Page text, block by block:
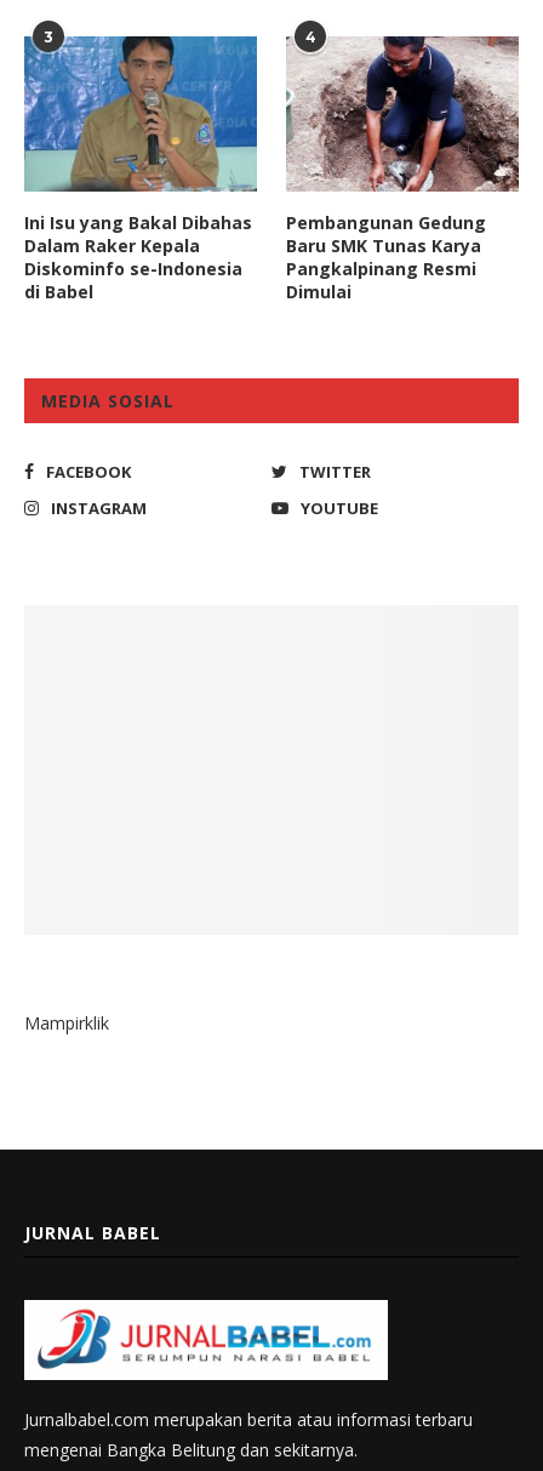
3
Ini Isu yang Bakal Dibahas
Dalam Raker Kepala
Diskominfo se-Indonesia
di Babel
4
Pembangunan Gedung
Baru SMK Tunas Karya
Pangkalpinang Resmi
Dimulai
MEDIA SOSIAL
FACEBOOK
TWITTER
INSTAGRAM
YOUTUBE
Mampirklik
JURNAL BABEL
Jurnalbabel.com merupakan berita atau informasi terbaru
mengenai Bangka Belitung dan sekitarnya.